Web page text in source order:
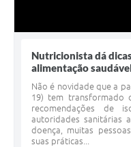
Nutricionista dá
alimentação
Não é novidade que a
19) tem transformado
recomendações de
autoridades sanitárias
doença, muitas
suas práticas...